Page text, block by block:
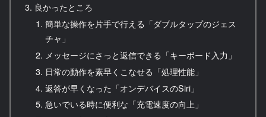
良かったところ
簡単な操作を片手で行える「ダブルタップのジェス
チャ」
メッセージにさっと返信できる「キーボード入力」
日常の動作を素早くこなせる「処理性能」
返答が早くなった「オンデバイスのSiri」
急いでいる時に便利な「充電速度の向上」